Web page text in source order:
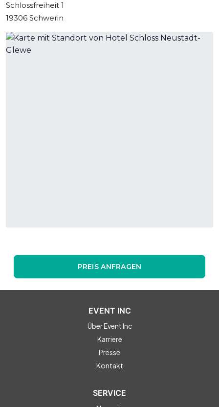
Schlossfreiheit 1
19306 Schwerin
PREIS ANFRAGEN
EVENT INC
Über Event Inc
Karriere
Presse
Kontakt
SERVICE